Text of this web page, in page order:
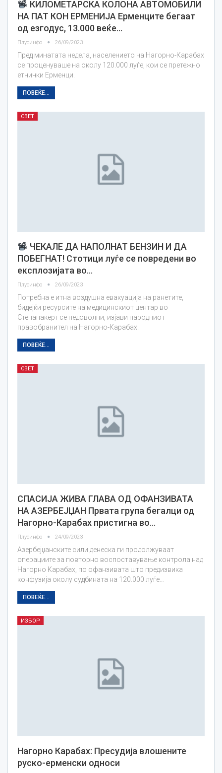
КИЛОМЕТАРСКА КОЛОНА АВТОМОБИЛИ
НА ПАТ КОН ЕРМЕНИЈА Ерменците бегаат
од езгодус, 13.000 веќе…
Плусинфо 26/09/2023
Пред минатата недела, населението на Нагорно-Карабах
се проценуваше на околу 120.000 луѓе, кои се претежно
етнички Ерменци.
ПОВЕЌЕ...
СВЕТ
ЧЕКАЛЕ ДА НАПОЛНАТ БЕНЗИН И ДА
ПОБЕГНАТ! Стотици луѓе се повредени во
експлозијата во…
Плусинфо 26/09/2023
Потребна е итна воздушна евакуација на ранетите,
бидејќи ресурсите на медицинскиот центар во
Степанакерт се недоволни, изјави народниот
правобранител на Нагорно-Карабах.
ПОВЕЌЕ...
СВЕТ
СПАСИЈА ЖИВА ГЛАВА ОД ОФАНЗИВАТА
НА АЗЕРБЕЈЏАН Првата група бегалци од
Нагорно-Карабах пристигна во…
Плусинфо 24/09/2023
Азербејџанските сили денеска ги продолжуваат
операциите за повторно воспоставување контрола над
Нагорно Карабах, по офанзивата што предизвика
конфузија околу судбината на 120.000 луѓе…
ПОВЕЌЕ...
ИЗБОР
Нагорно Карабах: Пресудија влошените
руско-ерменски односи